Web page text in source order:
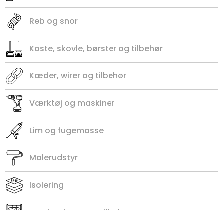
Reb og snor
Koste, skovle, børster og tilbehør
Kæder, wirer og tilbehør
Værktøj og maskiner
Lim og fugemasse
Malerudstyr
Isolering